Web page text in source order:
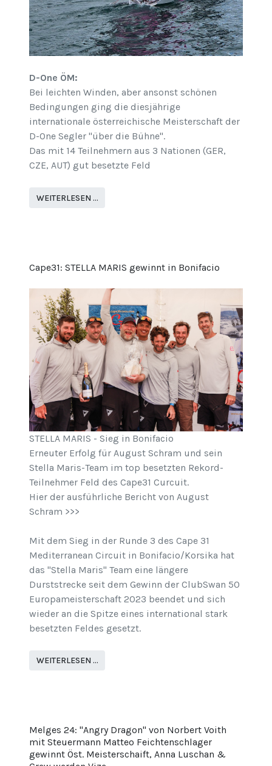
D-One ÖM:
Bei leichten Winden, aber ansonst schönen
Bedingungen ging die diesjährige
internationale österreichische Meisterschaft der
D-One Segler "über die Bühne".
Das mit 14 Teilnehmern aus 3 Nationen (GER,
CZE, AUT) gut besetzte Feld
WEITERLESEN …
Cape31: STELLA MARIS gewinnt in Bonifacio
STELLA MARIS - Sieg in Bonifacio
Erneuter Erfolg für August Schram und sein
Stella Maris-Team im top besetzten Rekord-
Teilnehmer Feld des Cape31 Curcuit.
Hier der ausführliche Bericht von August
Schram >>>
Mit dem Sieg in der Runde 3 des Cape 31
Mediterranean Circuit in Bonifacio/Korsika hat
das "Stella Maris" Team eine längere
Durststrecke seit dem Gewinn der ClubSwan 50
Europameisterschaft 2023 beendet und sich
wieder an die Spitze eines international stark
besetzten Feldes gesetzt.
WEITERLESEN …
Melges 24: "Angry Dragon" von Norbert Voith
mit Steuermann Matteo Feichtenschlager
gewinnt Öst. Meisterschaift, Anna Luschan &